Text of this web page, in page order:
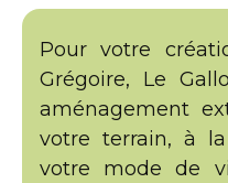
Pour votre
Grégoire, Le
aménagement
votre terrain, à
votre mode de